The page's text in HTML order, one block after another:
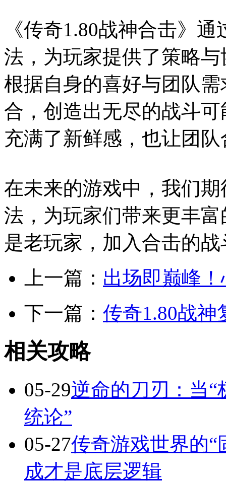
《传奇1.80战神合击》
法，为玩家提供了策略
根据自身的喜好与团队
合，创造出无尽的战斗
充满了新鲜感，也让团
在未来的游戏中，我们
法，为玩家们带来更丰
是老玩家，加入合击的
上一篇： 出场即巅峰
下一篇： 传奇1.80战神
相关攻略
05-29逆命的刀刃：当“
统论”
05-27传奇游戏世界的“
成才是底层逻辑